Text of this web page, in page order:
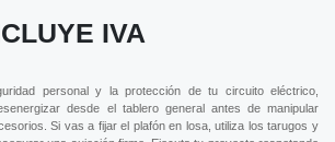
IVA
personal y la protección de tu circuito eléctrico,
desde el tablero general antes de manipular
Si vas a fijar el plafón en losa, utiliza los tarugos y